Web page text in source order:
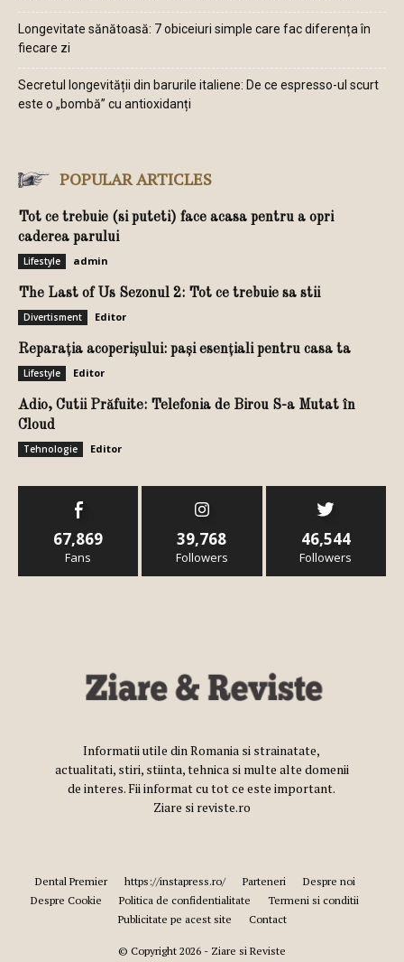
Longevitate sănătoasă: 7 obiceiuri simple care fac diferența în
fiecare zi
Secretul longevității din barurile italiene: De ce espresso-ul scurt
este o „bombă” cu antioxidanți
POPULAR ARTICLES
Tot ce trebuie (si puteti) face acasa pentru a opri
caderea parului
Lifestyle admin
The Last of Us Sezonul 2: Tot ce trebuie sa stii
Divertisment Editor
Reparația acoperișului: pași esențiali pentru casa ta
Lifestyle Editor
Adio, Cutii Prăfuite: Telefonia de Birou S-a Mutat în
Cloud
Tehnologie Editor
67,869
Fans
39,768
Followers
46,544
Followers
Informatii utile din Romania si strainatate,
actualitati, stiri, stiinta, tehnica si multe alte domenii
de interes. Fii informat cu tot ce este important.
Ziare si reviste.ro
Dental Premier https://instapress.ro/ Parteneri
Despre noi
Despre Cookie
Politica de confidentialitate
Termeni si conditii
Publicitate pe acest site
Contact
© Copyright 2026 - Ziare si Reviste